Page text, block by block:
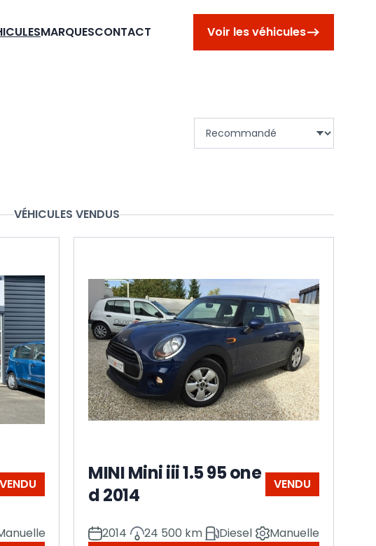
MARQUESCONTACT Voir les véhicules
Trier les véhicules
VÉHICULES VENDUS
VENDU
MINI Mini iii 1.5 95 one
d 2014
VENDU
2014 24 500 km Diesel
Manuelle